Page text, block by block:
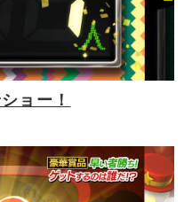
ョー！